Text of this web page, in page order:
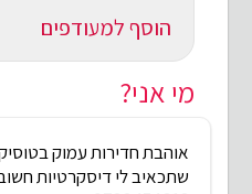
הוסף למעודפים
מי אני?
אוהבת חדירות עמוק
שתכאיב לי דיסקרטיות